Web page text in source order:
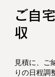
ご自
収
見積に、ご
りの日程調